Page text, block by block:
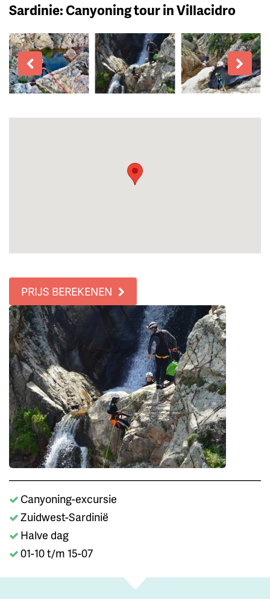
Sardinie: Canyoning tour in Villacidro
PRIJS BEREKENEN
Canyoning-excursie
Zuidwest-Sardinië
Halve dag
01-10 t/m 15-07